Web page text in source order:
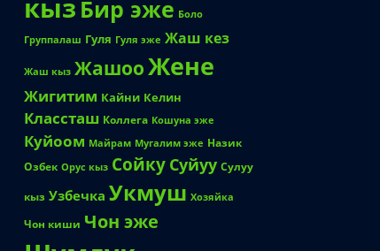
кыз Бир эже Боло
Группалаш Гуля Гуля эже Жаш кез
Жаш кыз ЖашооЖене
Жигитим Кайни Келин
Классташ Коллега Кошуна эже
Куйоом Майрам Мугалим эже Назик
Озбек Орус кыз Сойку Суйуу Сулуу
кыз Узбечка Укмуш Хозяйка
Чон киши Чон эже